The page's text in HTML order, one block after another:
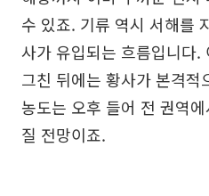
수 있죠. 기류 역시 서해를
사가 유입되는 흐름입니다.
그친 뒤에는 황사가 본격적
농도는 오후 들어 전 권역
질 전망이죠.